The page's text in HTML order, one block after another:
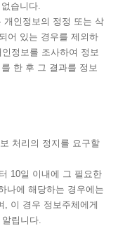
습니다.
개인정보의 정정 또는 삭
어 있는 경우를 제외하
정보를 조사하여 정보
한 후 그 결과를 정보
처리의 정지를 요구할
10일 이내에 그 필요한
나에 해당하는 경우에는
, 이 경우 정보주체에게
립니다.